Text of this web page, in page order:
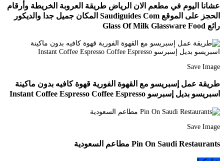
عشانا اليوم في مطعم الان الرياض طريقة العروبة الخريطة وأرقام
الحجز على الموقع Saudiguides Com المكان جميل جدا والديكور
رائع Glass Of Milk Glassware Food
Save Image
طريقة عمل إسبريسو مع القهوة الفورية قهوة كافيه بدون ماكينة
اسبريسو بديل إسبرسو Instant Coffee Espresso Coffee Espresso
Save Image
Pin On Saudi Restaurants مطاعم السعودية